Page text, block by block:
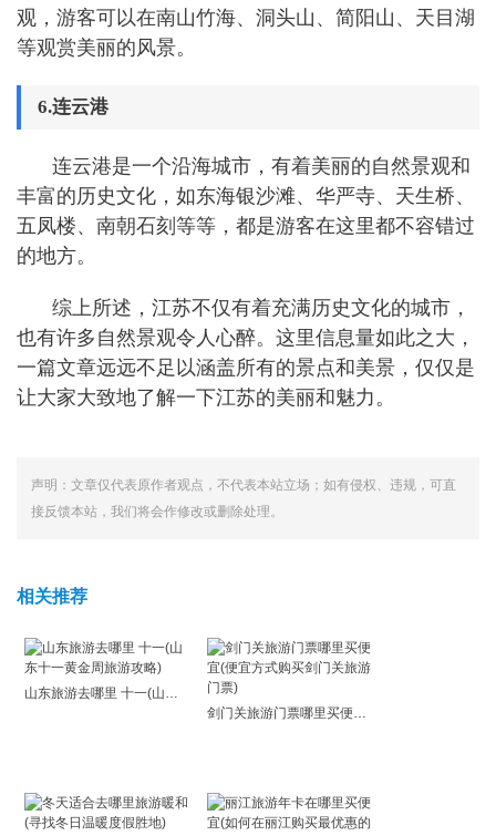
观，游客可以在南山竹海、洞头山、简阳山、天目湖
等观赏美丽的风景。
6.连云港
连云港是一个沿海城市，有着美丽的自然景观和
丰富的历史文化，如东海银沙滩、华严寺、天生桥、
五凤楼、南朝石刻等等，都是游客在这里都不容错过
的地方。
综上所述，江苏不仅有着充满历史文化的城市，
也有许多自然景观令人心醉。这里信息量如此之大，
一篇文章远远不足以涵盖所有的景点和美景，仅仅是
让大家大致地了解一下江苏的美丽和魅力。
声明：文章仅代表原作者观点，不代表本站立场；如有侵权、违规，可直
接反馈本站，我们将会作修改或删除处理。
相关推荐
山东旅游去哪里 十一(山东十一黄金周旅游攻略)
剑门关旅游门票哪里买便宜(便宜方式购买剑门关旅游门票)